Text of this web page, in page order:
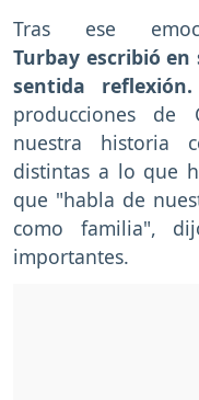
Tras ese
Turbay escribió
sentida reflexión.
producciones de
nuestra historia
distintas a lo que
que "habla de
como familia",
importantes.